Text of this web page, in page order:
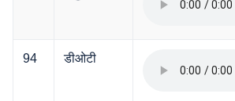
94 डीओटी